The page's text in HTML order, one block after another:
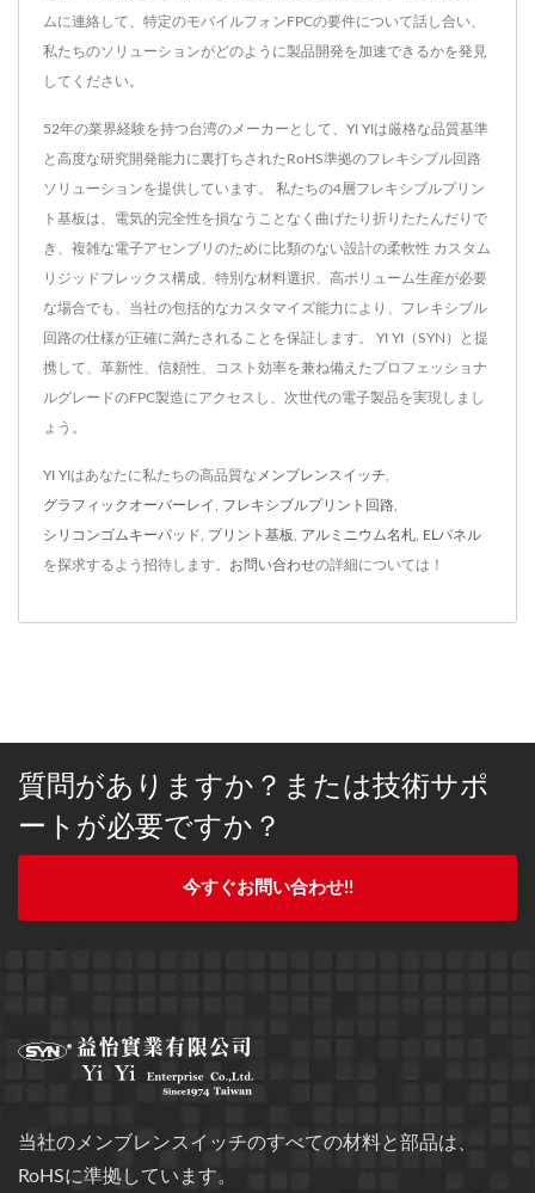
ムに連絡して、特定のモバイルフォンFPCの要件について話し合い、
私たちのソリューションがどのように製品開発を加速できるかを発見
してください。
52年の業界経験を持つ台湾のメーカーとして、YI YIは厳格な品質基準
と高度な研究開発能力に裏打ちされたRoHS準拠のフレキシブル回路
ソリューションを提供しています。 私たちの4層フレキシブルプリン
ト基板は、電気的完全性を損なうことなく曲げたり折りたたんだりで
き、複雑な電子アセンブリのために比類のない設計の柔軟性 カスタム
リジッドフレックス構成、特別な材料選択、高ボリューム生産が必要
な場合でも、当社の包括的なカスタマイズ能力により、フレキシブル
回路の仕様が正確に満たされることを保証します。 YI YI（SYN）と提
携して、革新性、信頼性、コスト効率を兼ね備えたプロフェッショナ
ルグレードのFPC製造にアクセスし、次世代の電子製品を実現しまし
ょう。
YI YIはあなたに私たちの高品質な メンブレンスイッチ
グラフィックオーバーレイ フレキシブルプリント回路
シリコンゴムキーパッド プリント基板 アルミニウム名札 ELパネル
を探求するよう招待します。 お問い合わせの詳細については！
質問がありますか？または技術サポ
ートが必要ですか？
今すぐお問い合わせ!!
当社のメンブレンスイッチのすべての材料と部品は、
RoHSに準拠しています。